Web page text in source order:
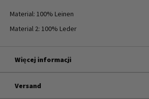
Material: 100% Leinen
Material 2: 100% Leder
Więcej informacji
Versand